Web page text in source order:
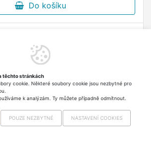
Do košíku
těchto stránkách
cookie. Některé soubory cookie jsou nezbytné pro
k analýzám. Ty můžete případně odmítnout.
POUZE NEZBYTNÉ NASTAVENÍ COOKIES